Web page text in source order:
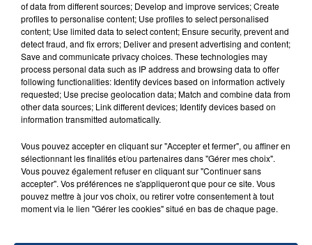
23 juillet 2026
INCENDIE MORTEL À LENS : UNE FEMME ET
SON BÉBÉ ENTRE LA VIE ET LA...
Un homme s'est immolé par le feu après avoir
aspergé sa compagne et leur bébé de trois mois
d'un liquide inflammable.
of data from different sources; Develop and improve services; Create
profiles to personalise content; Use profiles to select personalised
content; Use limited data to select content; Ensure security, prevent and
detect fraud, and fix errors; Deliver and present advertising and content;
Save and communicate privacy choices. These technologies may
process personal data such as IP address and browsing data to offer
following functionalities: Identify devices based on information actively
requested; Use precise geolocation data; Match and combine data from
other data sources; Link different devices; Identify devices based on
information transmitted automatically.
Vous pouvez accepter en cliquant sur "Accepter et fermer", ou affiner en
sélectionnant les finalités et/ou partenaires dans "Gérer mes choix".
Vous pouvez également refuser en cliquant sur "Continuer sans
accepter". Vos préférences ne s'appliqueront que pour ce site. Vous
pouvez mettre à jour vos choix, ou retirer votre consentement à tout
moment via le lien "Gérer les cookies" situé en bas de chaque page.